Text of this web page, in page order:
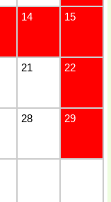
14 15
21 22
28 29